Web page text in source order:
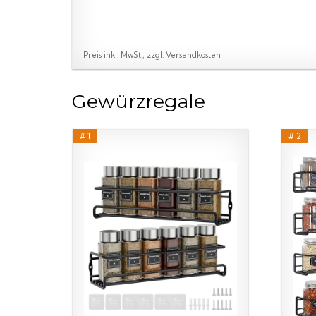
Preis inkl. MwSt., zzgl. Versandkosten
Gewürzregale
# 1 # 2